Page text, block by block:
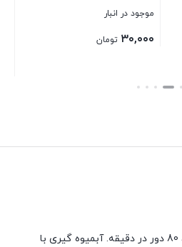
Blender, Mixer System With
Maker, Blue , BB-101B , “1 year
موجود در انبار
۳۰,۰۰۰ تومان
بستن
سیستم آبگیری با سرعت کم، 80 دور در دقیقه. آبمیوه گیری با